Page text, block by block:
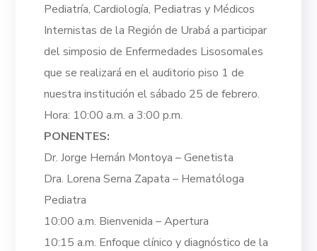
Pediatría, Cardiología, Pediatras y Médicos
Internistas de la Región de Urabá a participar
del simposio de Enfermedades Lisosomales
que se realizará en el auditorio piso 1 de
nuestra institución el sábado 25 de febrero.
Hora: 10:00 a.m. a 3:00 p.m.
PONENTES:
Dr. Jorge Hernán Montoya – Genetista
Dra. Lorena Serna Zapata – Hematóloga
Pediatra
10:00 a.m. Bienvenida – Apertura
10:15 a.m. Enfoque clínico y diagnóstico de la